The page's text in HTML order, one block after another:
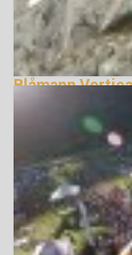
Blåmann
terepfutás
144192 Nézetek